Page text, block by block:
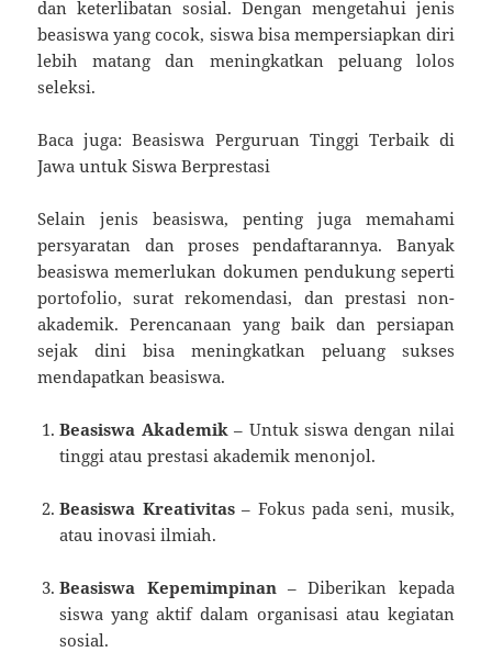
dan keterlibatan sosial. Dengan mengetahui jenis
beasiswa yang cocok, siswa bisa mempersiapkan diri
lebih matang dan meningkatkan peluang lolos
seleksi.
Baca juga: Beasiswa Perguruan Tinggi Terbaik di
Jawa untuk Siswa Berprestasi
Selain jenis beasiswa, penting juga memahami
persyaratan dan proses pendaftarannya. Banyak
beasiswa memerlukan dokumen pendukung seperti
portofolio, surat rekomendasi, dan prestasi non-
akademik. Perencanaan yang baik dan persiapan
sejak dini bisa meningkatkan peluang sukses
mendapatkan beasiswa.
Beasiswa Akademik – Untuk siswa dengan nilai
tinggi atau prestasi akademik menonjol.
Beasiswa Kreativitas– Fokus pada seni, musik,
atau inovasi ilmiah.
Beasiswa Kepemimpinan – Diberikan kepada
siswa yang aktif dalam organisasi atau kegiatan
sosial.